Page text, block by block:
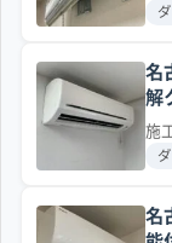
名
解
施
名